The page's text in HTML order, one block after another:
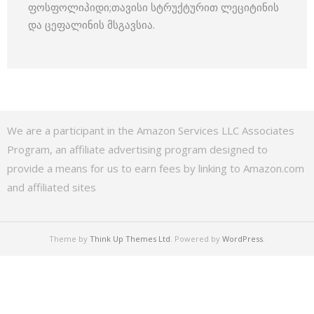
ფოსფოლიპიდი;თავისი სტრუქტურით ლეციტინის
და ცეფალინის მსგავსია.
We are a participant in the Amazon Services LLC Associates
Program, an affiliate advertising program designed to
provide a means for us to earn fees by linking to Amazon.com
and affiliated sites
Theme by Think Up Themes Ltd. Powered by WordPress.